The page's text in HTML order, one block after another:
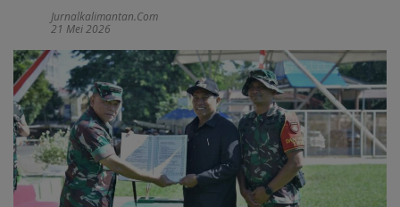
Jurnalkalimantan.com
21 Mei 2026